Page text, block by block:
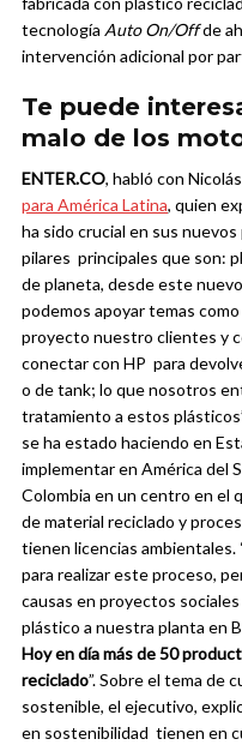
tecnología Auto On/Offde
intervención adicional por
Te puede
malo de los
ENTER.CO, habló con
para América Latina, quien
ha sido crucial en sus
pilares principales que son:
de planeta, desde este
podemos apoyar temas
proyecto nuestro clientes y
conectar con HP para
o de tank; lo que nosotros
tratamiento a estos
se ha estado haciendo en
implementar en América del
Colombia en un centro en el
de material reciclado y
tienen licencias ambientales.
para realizar este proceso,
causas en proyectos
plástico a nuestra planta en
Hoy en día más de50
reciclado”.Sobre el tema de
sostenible, el ejecutivo,
en sostenibilidad tienen en